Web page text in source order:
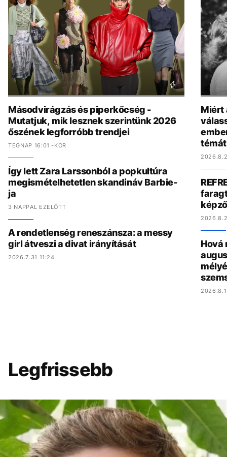
Másodvirágzás és piperkőcség -
Mutatjuk, mik lesznek szerintünk 2026
őszének legforróbb trendjei
TEGNAP 16:01 -KOR
Így lett Zara Larssonból a popkultúra
megismételhetetlen skandináv Barbie-
ja
3 NAPPAL EZELŐTT
A rendetlenség reneszánsza: a messy
girl átveszi a divat irányítását
2026.7.31 11:24
Miért
témát
Hová
Legfrissebb